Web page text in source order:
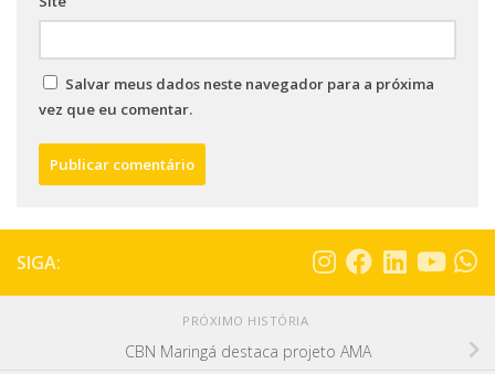
Salvar meus dados neste navegador para a próxima
vez que eu comentar.
SIGA:
PRÓXIMO HISTÓRIA
CBN Maringá destaca projeto AMA